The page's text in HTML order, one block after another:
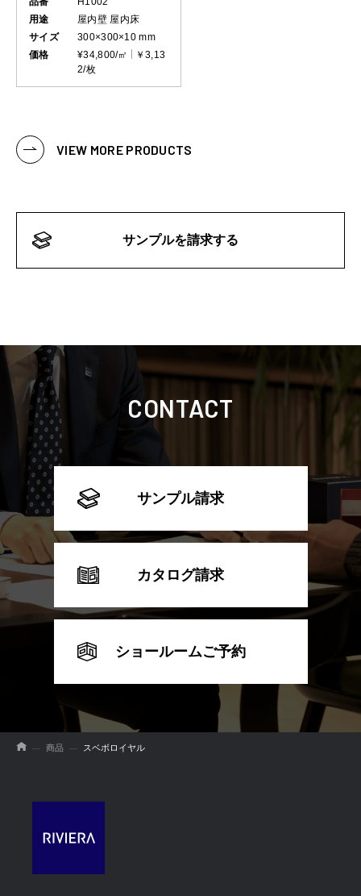
用途
屋内壁 屋内床
サイズ
300×300×10 mm
価格
¥34,800/㎡
￥3,13
2/枚
VIEW MORE PRODUCTS
サンプルを請求する
CONTACT
サンプル請求
カタログ請求
ショールームご予約
商品 スベボロイヤル